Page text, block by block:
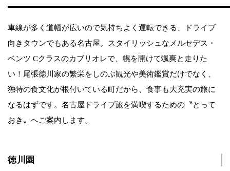
車線が多く道幅が広いので気持ちよく運転できる、ドライブ
向きタウンでもある名古屋。スタイリッシュなメルセデス・
ベンツ Cクラスのカブリオレで、幌を開けて颯爽と走りた
い！尾張徳川家の繁栄をしのぶ観光や美術鑑賞だけでなく、
独特の食文化が根付いている町だから、食事も大充実の旅に
なるはずです。名古屋ドライブ旅を満喫するための〝とって
おき〟へご案内します。
徳川園